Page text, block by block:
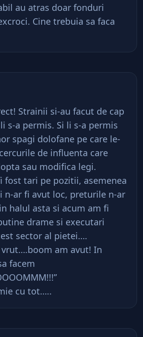
au atras doar fonduri
Cine trebuia sa faca
Strainii si-au facut de cap
s-a permis. Si li s-a permis
spagi dolofane pe care le-
de influenta care
sau modifica legi.
fost tari pe pozitii, asemenea
n-ar fi avut loc, preturile n-ar
halul asta si acum am fi
drame si executari
sector al pietei….
am avut! In
facem
cu tot…..